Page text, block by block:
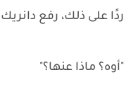
ردًا على ذلك، رفع
"أوه؟ ماذا عنها؟"